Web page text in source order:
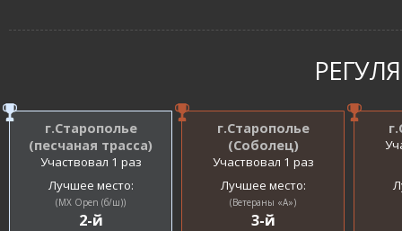
г.Старополье
(песчаная трасса)
Участвовал 1 раз
Лучшее место:
(MX Open (б/ш))
2-й
г.Старополье
(Соболец)
Участвовал 1 раз
Лучшее место:
(Ветераны «A»)
3-й